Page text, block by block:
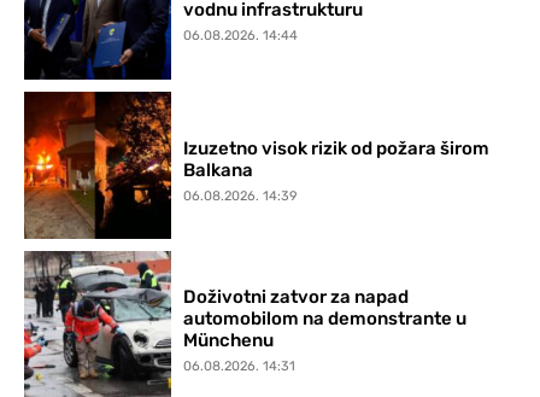
vodnu infrastrukturu
06.08.2026. 14:44
Izuzetno visok rizik od požara širom
Balkana
06.08.2026. 14:39
Doživotni zatvor za napad
automobilom na demonstrante u
Münchenu
06.08.2026. 14:31